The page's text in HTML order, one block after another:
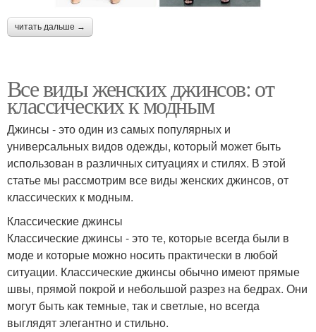
читать дальше →
Все виды женских джинсов: от
классических к модным
Джинсы - это один из самых популярных и
универсальных видов одежды, который может быть
использован в различных ситуациях и стилях. В этой
статье мы рассмотрим все виды женских джинсов, от
классических к модным.
Классические джинсы
Классические джинсы - это те, которые всегда были в
моде и которые можно носить практически в любой
ситуации. Классические джинсы обычно имеют прямые
швы, прямой покрой и небольшой разрез на бедрах. Они
могут быть как темные, так и светлые, но всегда
выглядят элегантно и стильно.